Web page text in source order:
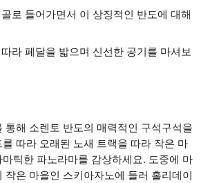
로 들어가면서 이 상징적인 반도에 대해
라 페달을 밟으며 신선한 공기를 마셔보
통해 소렌토 반도의 매력적인 구석구석을
따라 오래된 노새 트랙을 따라 작은 마
틱한 파노라마를 감상하세요. 도중에 마
작은 마을인 스키아자노에 들러 홀리데이